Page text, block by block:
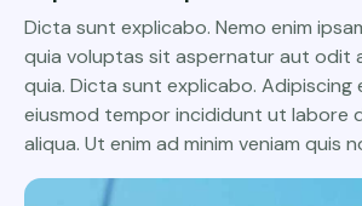
Dicta sunt explicabo. Nemo enim
quia voluptas sit aspernatur aut odit
quia. Dicta sunt explicabo. Adipiscing
eiusmod tempor incididunt ut labore
aliqua. Ut enim ad minim veniam quis